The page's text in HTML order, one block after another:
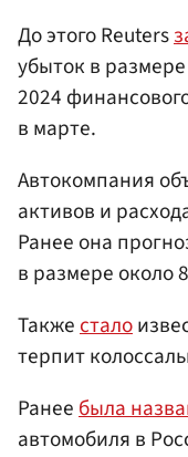
До этого Reuters
убыток в
2024
в марте.
Автокомпания
активов и
Ранее она
в размере около
Такжестало
терпит
Ранеебыла
автомобиля в